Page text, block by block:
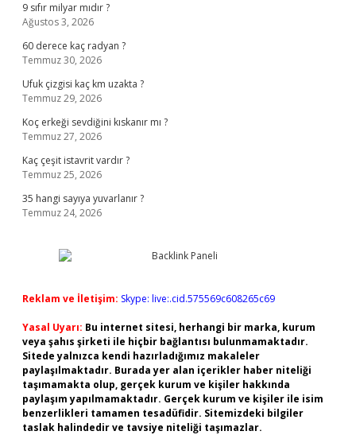
9 sıfır milyar mıdır ?
Ağustos 3, 2026
60 derece kaç radyan ?
Temmuz 30, 2026
Ufuk çizgisi kaç km uzakta ?
Temmuz 29, 2026
Koç erkeği sevdiğini kıskanır mı ?
Temmuz 27, 2026
Kaç çeşit istavrit vardır ?
Temmuz 25, 2026
35 hangi sayıya yuvarlanır ?
Temmuz 24, 2026
Reklam ve İletişim: Skype: live:.cid.575569c608265c69
Yasal Uyarı: Bu internet sitesi, herhangi bir marka, kurum
veya şahıs şirketi ile hiçbir bağlantısı bulunmamaktadır.
Sitede yalnızca kendi hazırladığımız makaleler
paylaşılmaktadır. Burada yer alan içerikler haber niteliği
taşımamakta olup, gerçek kurum ve kişiler hakkında
paylaşım yapılmamaktadır. Gerçek kurum ve kişiler ile isim
benzerlikleri tamamen tesadüfidir. Sitemizdeki bilgiler
taslak halindedir ve tavsiye niteliği taşımazlar.